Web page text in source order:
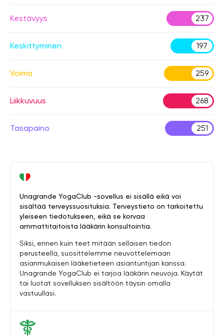
Kestävyys 237
Keskittyminen 197
Voima 259
Liikkuvuus 268
Tasapaino 251
Unagrande YogaClub -sovellus ei sisällä eikä voi
sisältää terveyssuosituksia. Terveystieto on tarkoitettu
yleiseen tiedotukseen, eikä se korvaa
ammattitaitoista lääkärin konsultointia.
Siksi, ennen kuin teet mitään sellaisen tiedon
perusteella, suosittelemme neuvottelemaan
asianmukaisen lääketieteen asiantuntijan kanssa.
Unagrande YogaClub ei tarjoa lääkärin neuvoja. Käytät
tai luotat sovelluksen sisältöön täysin omalla
vastuullasi.